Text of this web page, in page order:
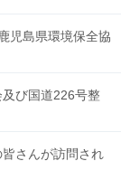
児島県環境保全協
び国道226号整
さんが訪問され